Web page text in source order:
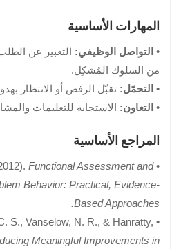
المهارات الأساسية
• التواصل الوظيفي: التعبير عن
من السلوك المُشكِل.
• التحمّل: تقبّل الرفض أو الانتظار
• التعاون: الاستجابة للتعليمات
المراجع الأساسية
• Hanley, G. P. (2012).
Functional Assessment and
Behavior: Practical, Evidence-
Based Approaches.
S., Vanselow, N. R., & Hanratty,
Meaningful Improvements in